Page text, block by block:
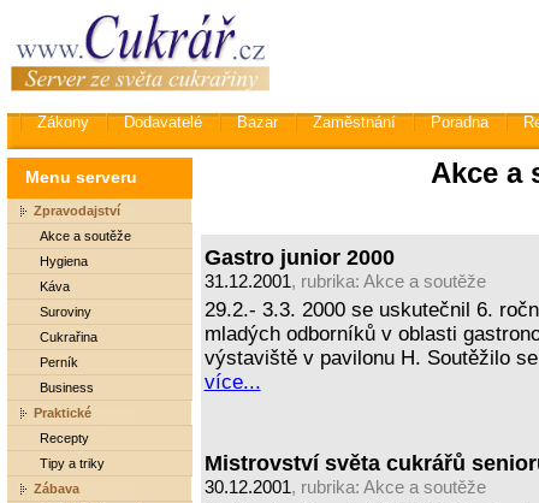
Zákony Dodavatelé Bazar Zaměstnání Poradna
Menu serveru
Zpravodajství
Akce a soutěže
Hygiena
Káva
Suroviny
Cukrařina
Perník
Business
Praktické
Recepty
Tipy a triky
Zábava
Akce a
Gastro junior 2000
31.12.2001, rubrika: Akce a soutěže
29.2.- 3.3. 2000 se uskutečnil 6.
mladých odborníků v oblasti
výstaviště v pavilonu H. Soutěžilo
více...
Mistrovství světa cukrářů
30.12.2001, rubrika: Akce a soutěže